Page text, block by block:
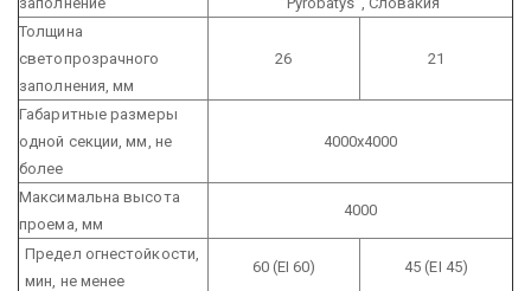
Толщина
светопрозрачного
заполнения, мм
26 21
Габаритные размеры
одной секции, мм, не
более
4000х4000
Максимальна высота
проема, мм
4000
Предел огнестойкости,
мин, не менее
60 (EI 60) 45 (EI 45)